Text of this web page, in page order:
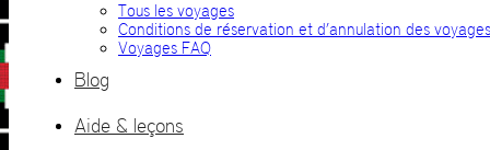
Tous les voyages
Conditions de réservation et d’annulation des voyages
Voyages FAQ
Blog
Aide & leçons